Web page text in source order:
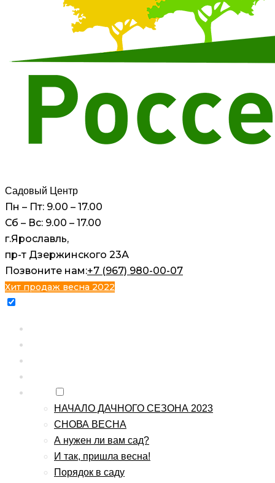
Садовый Центр
Пн – Пт: 9.00 – 17.00
Сб – Вс: 9.00 – 17.00
г.Ярославль,
пр-т Дзержинского 23А
Позвоните нам:+7 (967) 980-00-07
Хит продаж весна 2022
НАЧАЛО ДАЧНОГО СЕЗОНА 2023
СНОВА ВЕСНА
А нужен ли вам сад?
И так, пришла весна!
Порядок в саду